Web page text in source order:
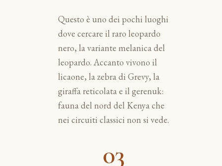
Questo è uno dei pochi luoghi
dove cercare il raro leopardo
nero, la variante melanica del
leopardo. Accanto vivono il
licaone, la zebra di Grevy, la
giraffa reticolata e il gerenuk:
fauna del nord del Kenya che
nei circuiti classici non si vede.
03